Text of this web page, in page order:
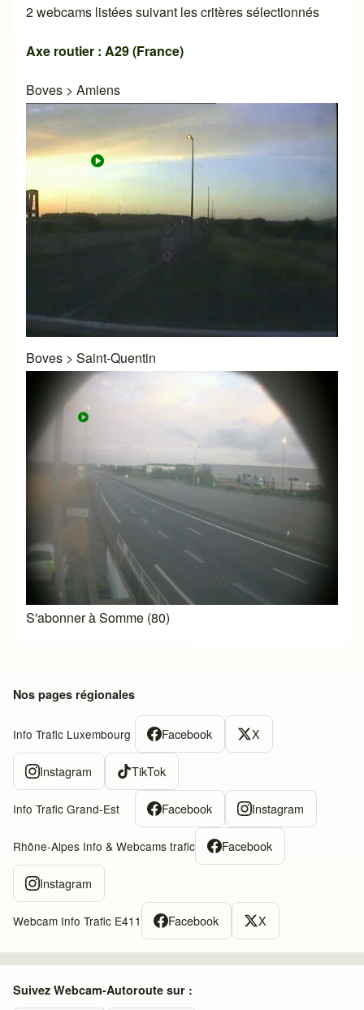
2 webcams listées suivant les critères sélectionnés
Axe routier : A29 (France)
Boves > Amiens
Boves > Saint-Quentin
S'abonner à Somme (80)
Nos pages régionales
Info Trafic Luxembourg Facebook X
Instagram TikTok
Info Trafic Grand-Est Facebook Instagram
Rhône-Alpes Info & Webcams trafic Facebook
Instagram
Webcam Info Trafic E411 Facebook X
Suivez Webcam-Autoroute sur :